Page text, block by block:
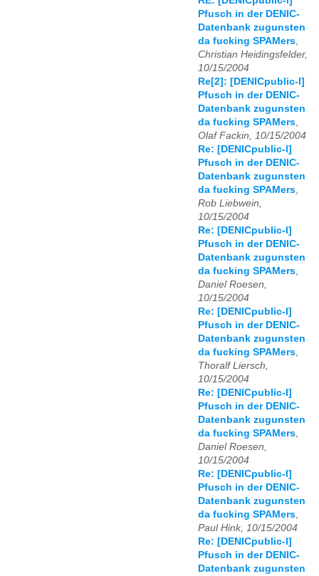
Pfusch in der DENIC-
Datenbank zugunsten
da fucking SPAMers,
Christian Heidingsfelder,
10/15/2004
Re[2]: [DENICpublic-l]
Pfusch in der DENIC-
Datenbank zugunsten
da fucking SPAMers,
Olaf Fackin, 10/15/2004
Re: [DENICpublic-l]
Pfusch in der DENIC-
Datenbank zugunsten
da fucking SPAMers,
Rob Liebwein,
10/15/2004
Re: [DENICpublic-l]
Pfusch in der DENIC-
Datenbank zugunsten
da fucking SPAMers,
Daniel Roesen,
10/15/2004
Re: [DENICpublic-l]
Pfusch in der DENIC-
Datenbank zugunsten
da fucking SPAMers,
Thoralf Liersch,
10/15/2004
Re: [DENICpublic-l]
Pfusch in der DENIC-
Datenbank zugunsten
da fucking SPAMers,
Daniel Roesen,
10/15/2004
Re: [DENICpublic-l]
Pfusch in der DENIC-
Datenbank zugunsten
da fucking SPAMers,
Paul Hink, 10/15/2004
Re: [DENICpublic-l]
Pfusch in der DENIC-
Datenbank zugunsten